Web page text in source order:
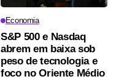
Economia
S&P 500 e Nasdaq
abrem em baixa sob
peso de tecnologia e
foco no Oriente Médio